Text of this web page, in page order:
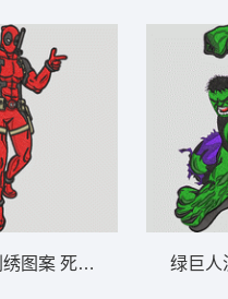
绣图案 死侍——机智的红色
绿巨人